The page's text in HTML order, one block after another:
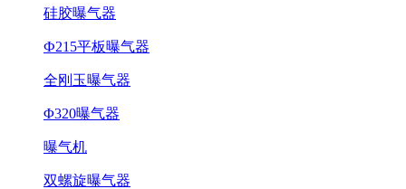
硅胶曝气器
Ф215平板曝气器
全刚玉曝气器
Φ320曝气器
曝气机
双螺旋曝气器